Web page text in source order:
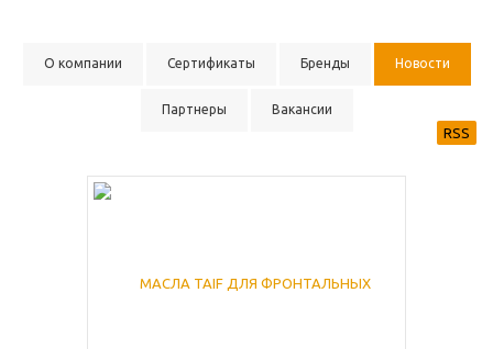
О компании Сертификаты Бренды Новости
Партнеры Вакансии
RSS